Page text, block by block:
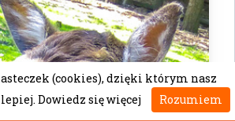
(cookies), dzięki którym nasz
Dowiedz się więcej Rozumiem